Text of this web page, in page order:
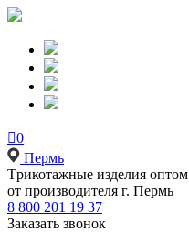
0
Пермь
Tрикотажные изделия
от производителя г. Пермь
8 800 201 19 37
Заказать звонок